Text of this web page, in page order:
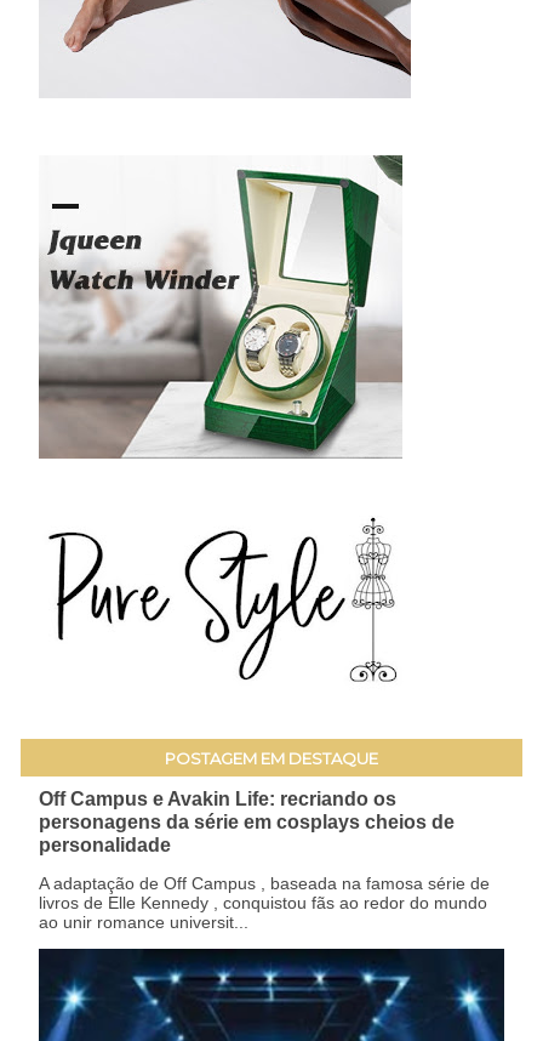
POSTAGEM EM DESTAQUE
Off Campus e Avakin Life: recriando os
personagens da série em cosplays cheios de
personalidade
A adaptação de Off Campus , baseada na famosa série de
livros de Elle Kennedy , conquistou fãs ao redor do mundo
ao unir romance universit...